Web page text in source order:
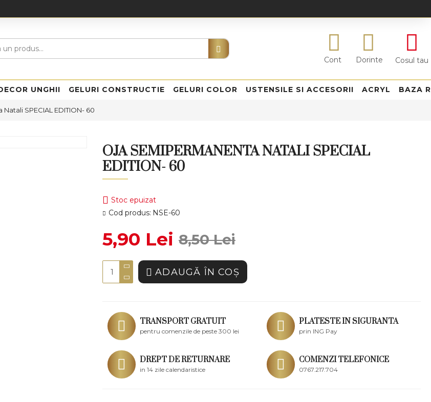
Cont Dorinte Cosul tau
UNGHII GELURI CONSTRUCTIE GELURI COLOR USTENSILE SI ACCESORII ACRYL BAZA
SPECIAL EDITION- 60
OJA SEMIPERMANENTA NATALI SPECIAL
EDITION- 60
Stoc epuizat
Cod produs: NSE-60
5,90 Lei 8,50 Lei
ADAUGĂ ÎN COŞ
TRANSPORT GRATUIT
pentru comenzile de peste 300 lei
PLATESTE IN SIGURANTA
prin ING Pay
DREPT DE RETURNARE
in 14 zile calendaristice
COMENZI TELEFONICE
0767.217.704